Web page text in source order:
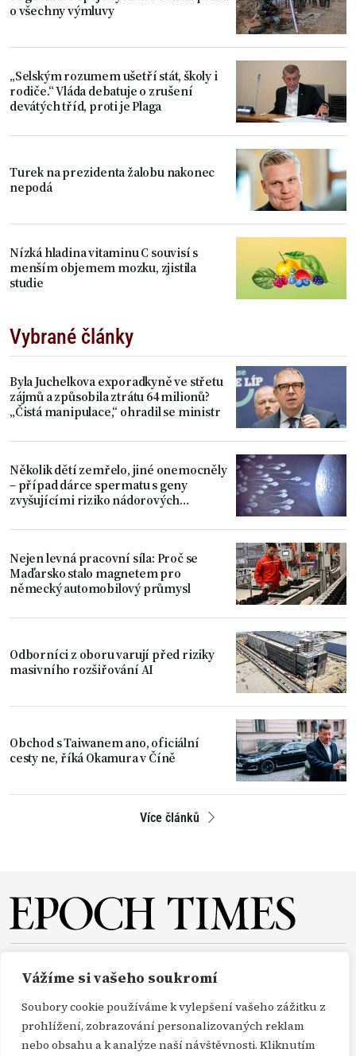
Vážíme si vašeho soukromí
Soubory cookie používáme k vylepšení vašeho zážitku z
prohlížení, zobrazování personalizovaných reklam
nebo obsahu a k analýze naší návštěvnosti. Kliknutím
o všechny výmluvy
„Selským rozumem ušetří stát, školy i
rodiče.“ Vláda debatuje o zrušení
devátých tříd, proti je Plaga
Turek na prezidenta žalobu nakonec
nepodá
Nízká hladina vitaminu C souvisí s
menším objemem mozku, zjistila
studie
Vybrané články
Byla Juchelkova exporadkyně ve střetu
zájmů a způsobila ztrátu 64 milionů?
„Čistá manipulace,“ ohradil se ministr
Několik dětí zemřelo, jiné onemocněly
– případ dárce spermatu s geny
zvyšujícími riziko nádorových
Nejen levná pracovní síla: Proč se
Maďarsko stalo magnetem pro
německý automobilový průmysl
Odborníci z oboru varují před riziky
masivního rozšiřování AI
Obchod s Taiwanem ano, oficiální
cesty ne, říká Okamura v Číně
Více článků
OBCHODNÍ PODMÍNKY